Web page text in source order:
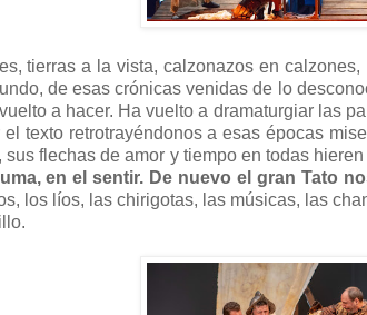
tierras a la vista, calzonazos en
de esas crónicas venidas de lo
a hacer. Ha vuelto a dramaturgiar las
texto retrotrayéndonos a esas épocas
flechas de amor y tiempo en todas
en el sentir. De nuevo el gran Tato
los líos, las chirigotas, las músicas, las